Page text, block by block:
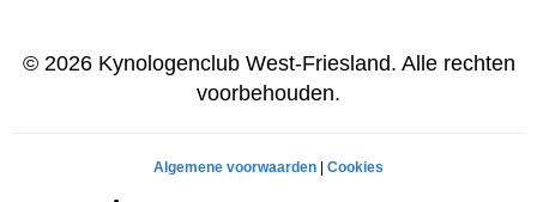
© 2026 Kynologenclub West-Friesland. Alle rechten
voorbehouden.
Algemene voorwaarden Cookies